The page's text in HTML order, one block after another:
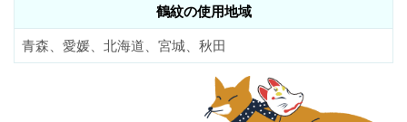
鶴紋の使用地域
青森、愛媛、北海道、宮城、秋田